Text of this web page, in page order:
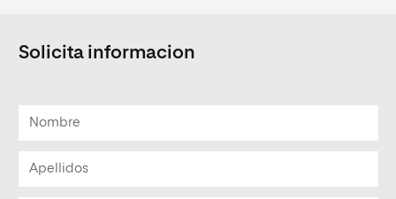
Solicita informacion